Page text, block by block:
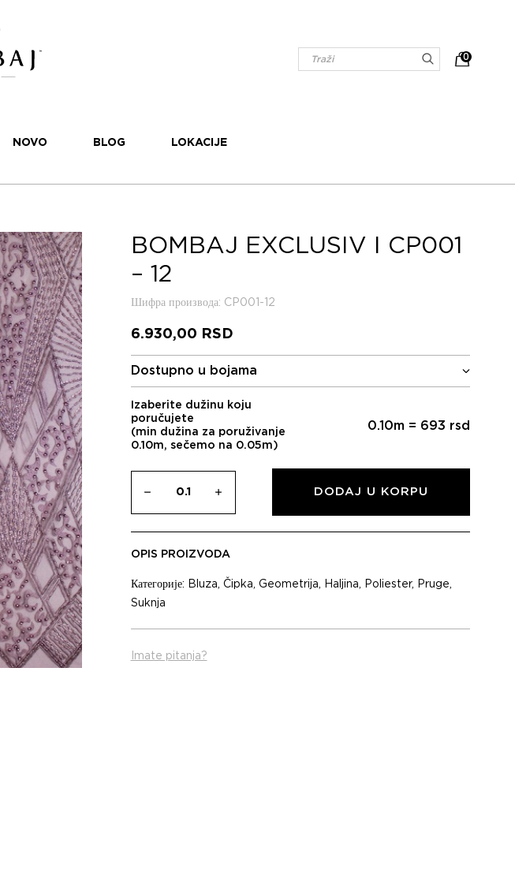
0
NOVO BLOG LOKACIJE
BOMBAJ EXCLUSIV I CP001
– 12
Шифра производа: CP001-12
6.930,00 RSD
Dostupno u bojama
Izaberite dužinu koju
poručujete
(min dužina za poruživanje
0.10m, sečemo na 0.05m)
0.10m = 693 rsd
DODAJ U KORPU
OPIS PROIZVODA
Категорије: Bluza, Čipka, Geometrija, Haljina, Poliester, Pruge,
Suknja
Imate pitanja?